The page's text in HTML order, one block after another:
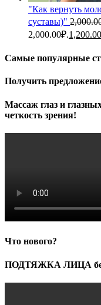
"Как вернуть
суставы)"
2,000.00₽.1,200.00
Самые популярные
Получить
Массаж глаз и
четкость зрения!
Что нового?
ПОДТЯЖКА ЛИЦА